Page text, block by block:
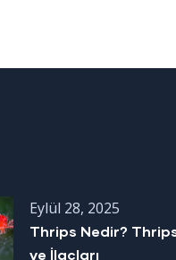
Eylül 28, 2025
Thrips Nedir?
ve İlaçları